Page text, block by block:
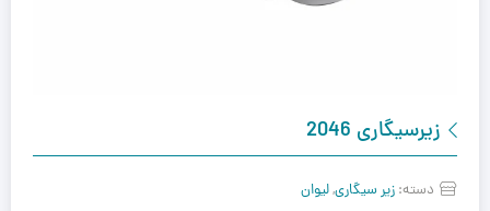
زیرسیگاری 2046
دسته: زیر سیگاری,لیوان